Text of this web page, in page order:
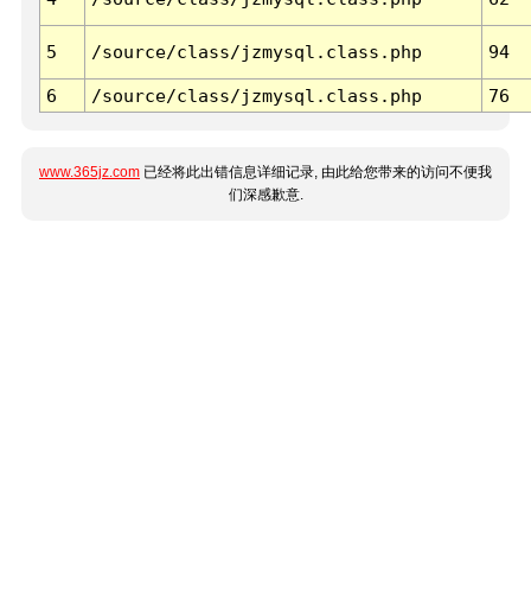
5 /source/class/jzmysql.class.php 94
6 /source/class/jzmysql.class.php 76
www.365jz.com 已经将此出错信息详细记录, 由此给您带来的访问不便我
们深感歉意.